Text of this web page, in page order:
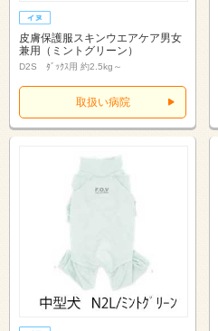
皮膚保護服スキンウエアケア男女
兼用（ミントグリーン）
D2S ﾀﾞｯｸｽ用 約2.5kg～
取扱い病院